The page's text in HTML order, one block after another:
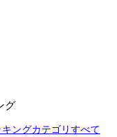
グ
ングカテゴリすべて